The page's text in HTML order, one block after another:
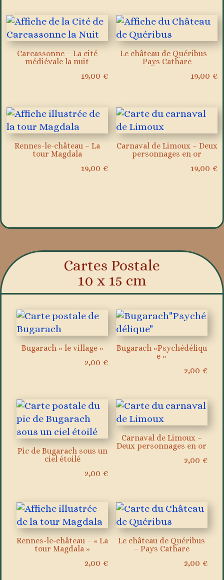
Carcassonne – La cité
médiévale la nuit
19,00 €
Le château de Quéribus –
Pays Cathare
19,00 €
Rennes-le-château – La
tour Magdala
19,00 €
Carnaval de Limoux – Deux
personnages en or
19,00 €
Cartes Postale
10 x 15 cm
Bugarach « le village »
2,00 €
Bugarach »Psychédéliqu
e »
2,00 €
Pic de Bugarach sous un
ciel étoilé
2,00 €
Carnaval de Limoux –
Deux personnages en or
2,00 €
Rennes-le-château – « La
tour Magdala »
2,00 €
Le château de Quéribus
– Pays Cathare
2,00 €